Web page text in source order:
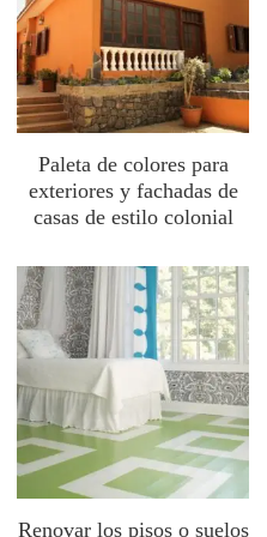
Paleta de colores para
exteriores y fachadas de
casas de estilo colonial
Renovar los pisos o suelos